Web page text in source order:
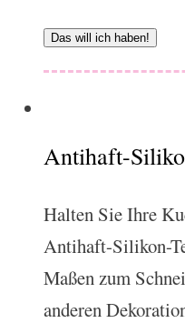
Das will ich haben!
Antihaft-
Halten Sie Ihre
Antihaft-Silikon-
Maßen zum
anderen